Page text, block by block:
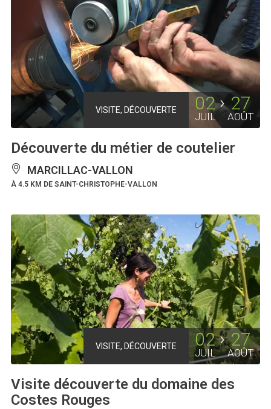
VISITE, DÉCOUVERTE 02
JUIL
27
AOÛT
Découverte du métier de coutelier
MARCILLAC-VALLON
À 4.5 KM DE SAINT-CHRISTOPHE-VALLON
VISITE, DÉCOUVERTE 02
JUIL
27
AOÛT
Visite découverte du domaine des
Costes Rouges